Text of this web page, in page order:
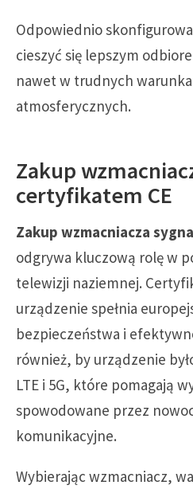
Odpowiednio
cieszyć się lepszym
nawet w trudnych
atmosferycznych.
Zakup
certyfikatem CE
Zakup wzmacniacza
odgrywa kluczową rolę w
telewizji naziemnej.
urządzenie spełnia
bezpieczeństwa i
również, by urządzenie
LTE i 5G, które pomagają
spowodowane przez
komunikacyjne.
Wybierając wzmacniacz,